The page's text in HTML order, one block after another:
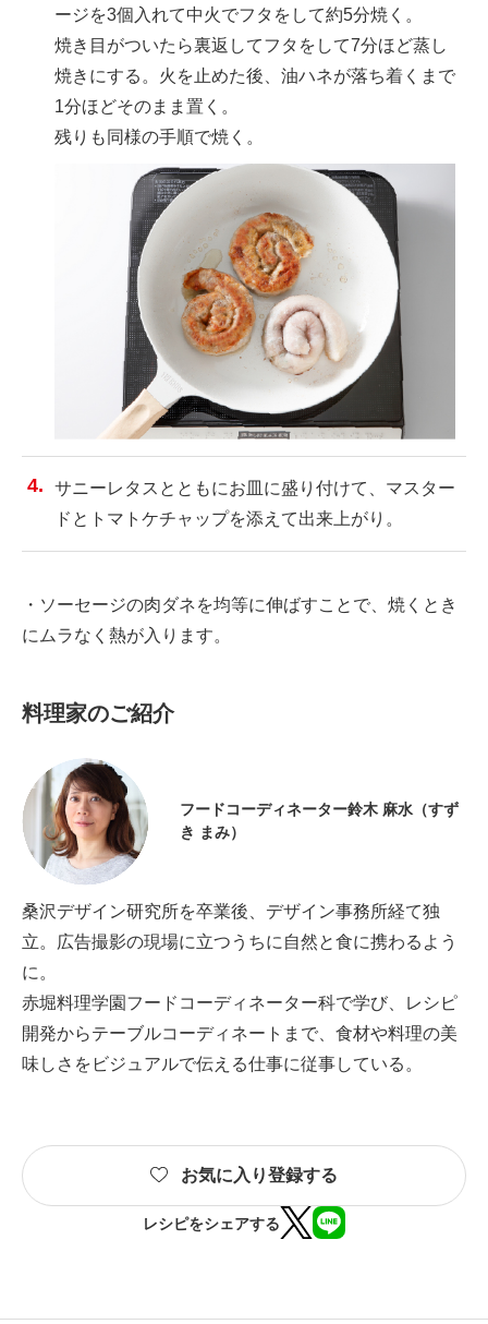
ージを3個入れて中火でフタをして約5分焼く。
焼き目がついたら裏返してフタをして7分ほど蒸し
焼きにする。火を止めた後、油ハネが落ち着くまで
1分ほどそのまま置く。
残りも同様の手順で焼く。
サニーレタスとともにお皿に盛り付けて、マスター
ドとトマトケチャップを添えて出来上がり。
・ソーセージの肉ダネを均等に伸ばすことで、焼くとき
にムラなく熱が入ります。
料理家のご紹介
フードコーディネーター鈴木 麻水（すず
き まみ）
桑沢デザイン研究所を卒業後、デザイン事務所経て独
立。広告撮影の現場に立つうちに自然と食に携わるよう
に。
赤堀料理学園フードコーディネーター科で学び、レシピ
開発からテーブルコーディネートまで、食材や料理の美
味しさをビジュアルで伝える仕事に従事している。
お気に入り登録する
レシピをシェアする